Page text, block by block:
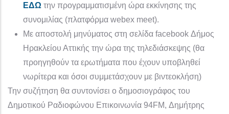
ΕΔΩ την προγραμματισμένη ώρα εκκίνησης της
συνομιλίας (πλατφόρμα webex meet).
Με αποστολή μηνύματος στη σελίδα facebook Δήμος
Ηρακλείου Αττικής την ώρα της τηλεδιάσκεψης (θα
προηγηθούν τα ερωτήματα που έχουν υποβληθεί
νωρίτερα και όσοι συμμετάσχουν με βιντεοκλήση)
Την συζήτηση θα συντονίσει ο δημοσιογράφος του
Δημοτικού Ραδιοφώνου Επικοινωνία 94FM, Δημήτρης